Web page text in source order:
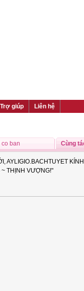
Trợ giúp Liên hệ
ban Cùng
AYLIGIO.BACHTUYET
THỊNH VƯỢNG!"